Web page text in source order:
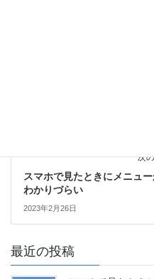
次
スマホで見たときにメニュ
わかりづらい
2023年2月26日
最近の投稿